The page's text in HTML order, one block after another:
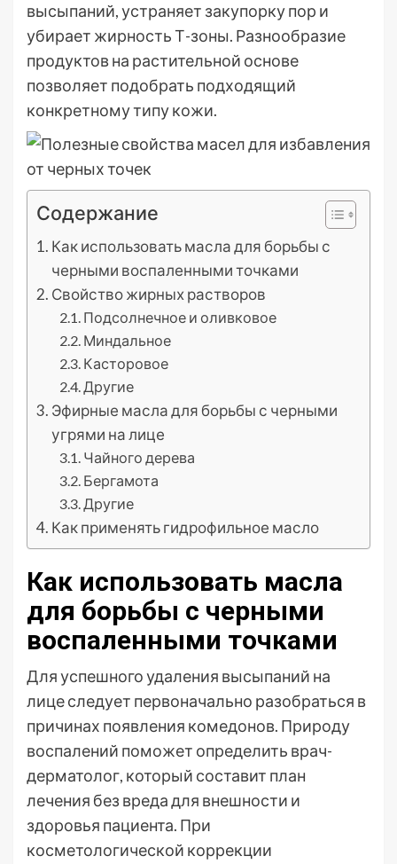
высыпаний, устраняет закупорку пор и
убирает жирность Т-зоны. Разнообразие
продуктов на растительной основе
позволяет подобрать подходящий
конкретному типу кожи.
Содержание
Как использовать масла для борьбы с
черными воспаленными точками
Свойство жирных растворов
Подсолнечное и оливковое
Миндальное
Касторовое
Другие
Эфирные масла для борьбы с черными
угрями на лице
Чайного дерева
Бергамота
Другие
Как применять гидрофильное масло
Как использовать масла
для борьбы с черными
воспаленными точками
Для успешного удаления высыпаний на
лице следует первоначально разобраться в
причинах появления комедонов. Природу
воспалений поможет определить врач-
дерматолог, который составит план
лечения без вреда для внешности и
здоровья пациента. При
косметологической коррекции